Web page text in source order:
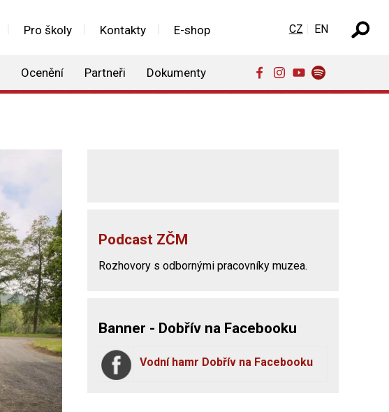
Pro školy Kontakty E-shop
Ocenění Partneři Dokumenty
Zvolte jazyk
CZ EN
Podcast ZČM
Rozhovory s odbornými pracovníky muzea.
Banner - Dobřív na Facebooku
Vodní hamr Dobřív na Facebooku